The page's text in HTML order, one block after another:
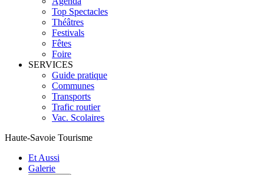
Top Spectacles
Théâtres
Festivals
Fêtes
Foire
SERVICES
Guide pratique
Communes
Transports
Trafic routier
Vac. Scolaires
Haute-Savoie Tourisme
Et Aussi
Galerie